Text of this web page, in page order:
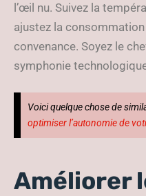
l’œil nu. Suivez la
ajustez la
convenance. Soyez le
symphonie
Voici quelque chose de
optimiser l’autonomie de
Améliorer